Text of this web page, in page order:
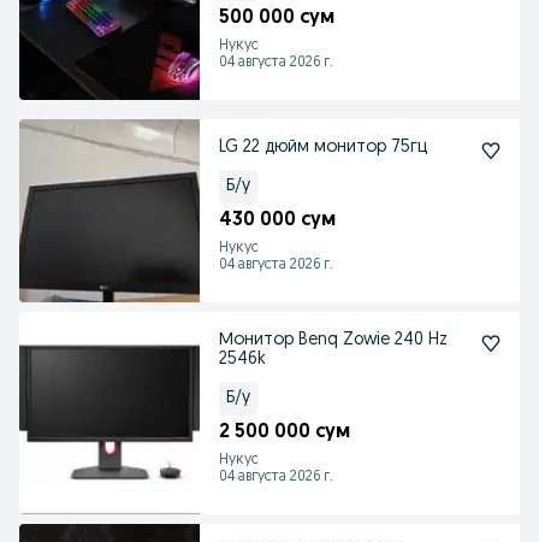
500 000 сум
Нукус
04 августа 2026 г.
LG 22 дюйм монитор 75гц
Б/у
430 000 сум
Нукус
04 августа 2026 г.
Монитор Benq Zowie 240 Hz
2546k
Б/у
2 500 000 сум
Нукус
04 августа 2026 г.